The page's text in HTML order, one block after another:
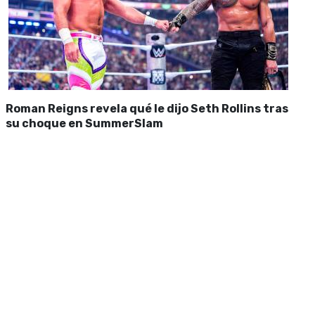
Roman Reigns revela qué le dijo Seth Rollins tras
su choque en SummerSlam